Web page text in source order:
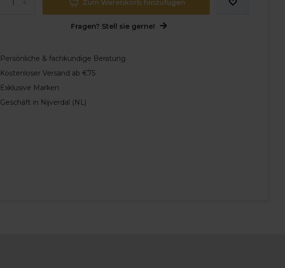
Zum Warenkorb hinzufügen
Fragen? Stell sie gerne!
Persönliche & fachkundige Beratung
Kostenloser Versand ab €75
Exklusive Marken
Geschäft in Nijverdal (NL)